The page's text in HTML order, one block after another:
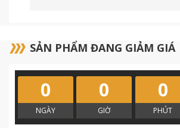
SẢN PHẨM ĐANG GIẢM GIÁ
0
NGÀY
0
GIỜ
0
PHÚT